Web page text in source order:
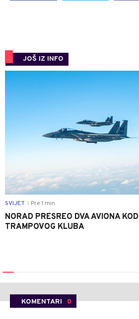
JOŠ IZ INFO
SVIJET Pre 1 min
NORAD PRESREO DVA AVIONA KOD
TRAMPOVOG KLUBA
KOMENTARI 0